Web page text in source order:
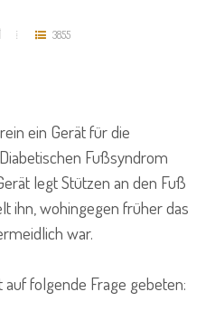
3855
ein Gerät für die
Fußsyndrom
legt Stützen an den Fuß
ihn, wohingegen früher das
war.
folgende Frage gebeten: